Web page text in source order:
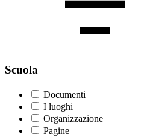
Scuola
Documenti
I luoghi
Organizzazione
Pagine